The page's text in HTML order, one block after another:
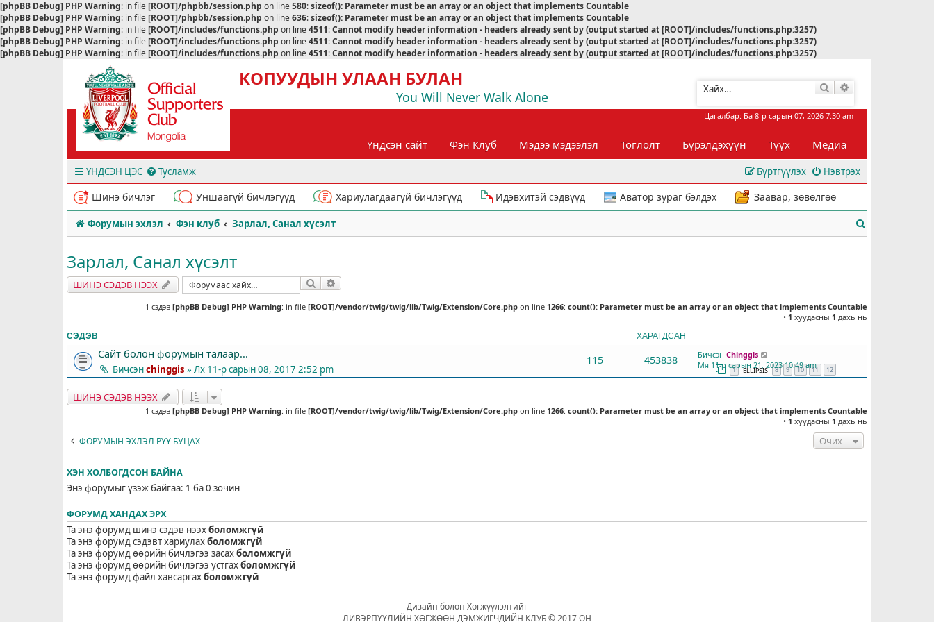
[phpBB Debug] PHP Warning: in file[ROOT]/phpbb/session.php on line580:sizeof(): Parameter must be an array or an object that implements Countable
[phpBB Debug] PHP Warning: in file[ROOT]/phpbb/session.php on line636:sizeof(): Parameter must be an array or an object that implements Countable
[phpBB Debug] PHP Warning: in file[ROOT]/includes/functions.php on line4511:Cannot modify header information - headers already sent by (output started at [ROOT]/includes/functions.php:3257)
[phpBB Debug] PHP Warning: in file[ROOT]/includes/functions.php on line4511:Cannot modify header information - headers already sent by (output started at [ROOT]/includes/functions.php:3257)
[phpBB Debug] PHP Warning: in file[ROOT]/includes/functions.php on line4511:Cannot modify header information - headers already sent by (output started at [ROOT]/includes/functions.php:3257)
КОПУУДЫН УЛААН БУЛАН
You Will Never Walk Alone
Хайлт
Цагалбар: Ба 8-р сарын 07, 2026 7:30 am
Үндсэн сайт Фэн Клуб Мэдээ мэдээлэл Тоглолт Бүрэлдэхүүн Түүх Медиа
ҮНДСЭН ЦЭС Тусламж Нэвтрэх
Бүртгүүлэх
Шинэ бичлэг Уншаагүй бичлэгүүд Хариулагдаагүй бичлэгүүд Идэвхитэй сэдвүүд Аватор зураг бэлдэх Заавар, зөвөлгөө
Форумын эхлэл Фэн клуб Зарлал, Санал хүсэлт
Зарлал, Санал хүсэлт
ШИНЭ СЭДЭВ НЭЭХ Хайлт
1 сэдэв [phpBB Debug] PHP Warning: in file [ROOT]/vendor/twig/twig/lib/Twig/Extension/Core.php on line 1266: count(): Parameter must be an array or an object that implements Countable
• 1 хуудасны 1 дахь нь
СЭДЭВ ХАРАГДСАН
Сайт болон форумын талаар...
Бичсэнchinggis » Лх 11-р сарын 08, 2017 2:52 pm 1 ELLIPSIS 8 9 10 11 12
115 453838 Бичсэн Chinggis
Мя 11-р сарын 21, 2023 10:49 am
ШИНЭ СЭДЭВ НЭЭХ
1 сэдэв [phpBB Debug] PHP Warning: in file [ROOT]/vendor/twig/twig/lib/Twig/Extension/Core.php on line 1266: count(): Parameter must be an array or an object that implements Countable
• 1 хуудасны 1 дахь нь
ФОРУМЫН ЭХЛЭЛ РҮҮ БУЦАХ Очих
ХЭН ХОЛБОГДСОН БАЙНА
Энэ форумыг үзэж байгаа: 1 ба 0 зочин
ФОРУМД ХАНДАХ ЭРХ
Та энэ форумд шинэ сэдэв нээхболомжгүй
Та энэ форумд сэдэвт хариулахболомжгүй
Та энэ форумд өөрийн бичлэгээ засахболомжгүй
Та энэ форумд өөрийн бичлэгээ устгахболомжгүй
Та энэ форумд файл хавсаргахболомжгүй
Дизайн болон Хөгжүүлэлтийг
ЛИВЭРПҮҮЛИЙН ХӨГЖӨӨН ДЭМЖИГЧДИЙН КЛУБ © 2017 ОН